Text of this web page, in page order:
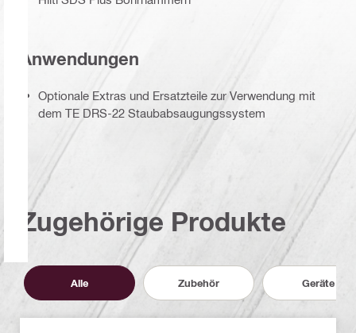
Anwendungen
Optionale Extras und Ersatzteile zur Verwendung mit
dem TE DRS-22 Staubabsaugungssystem
Zugehörige Produkte
Alle Zubehör Geräte